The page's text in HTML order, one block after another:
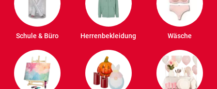
Schule & Büro Herrenbekleidung Wäsche